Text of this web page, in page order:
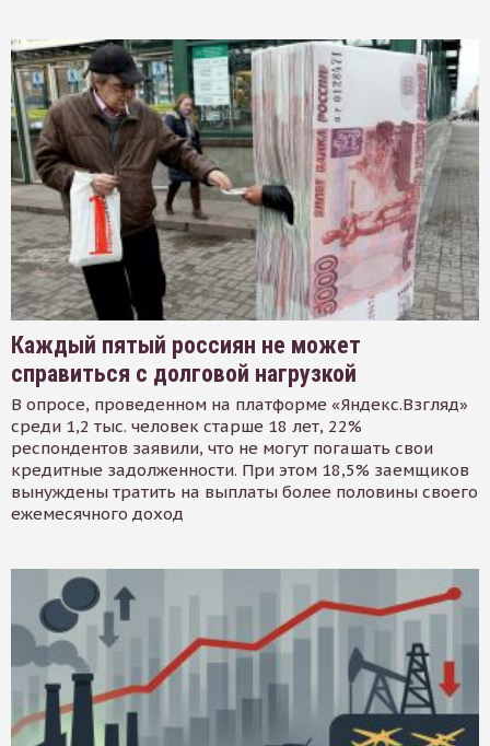
Каждый пятый россиян не может
справиться с долговой нагрузкой
В опросе, проведенном на платформе «Яндекс.Взгляд»
среди 1,2 тыс. человек старше 18 лет, 22%
респондентов заявили, что не могут погашать свои
кредитные задолженности. При этом 18,5% заемщиков
вынуждены тратить на выплаты более половины своего
ежемесячного доход